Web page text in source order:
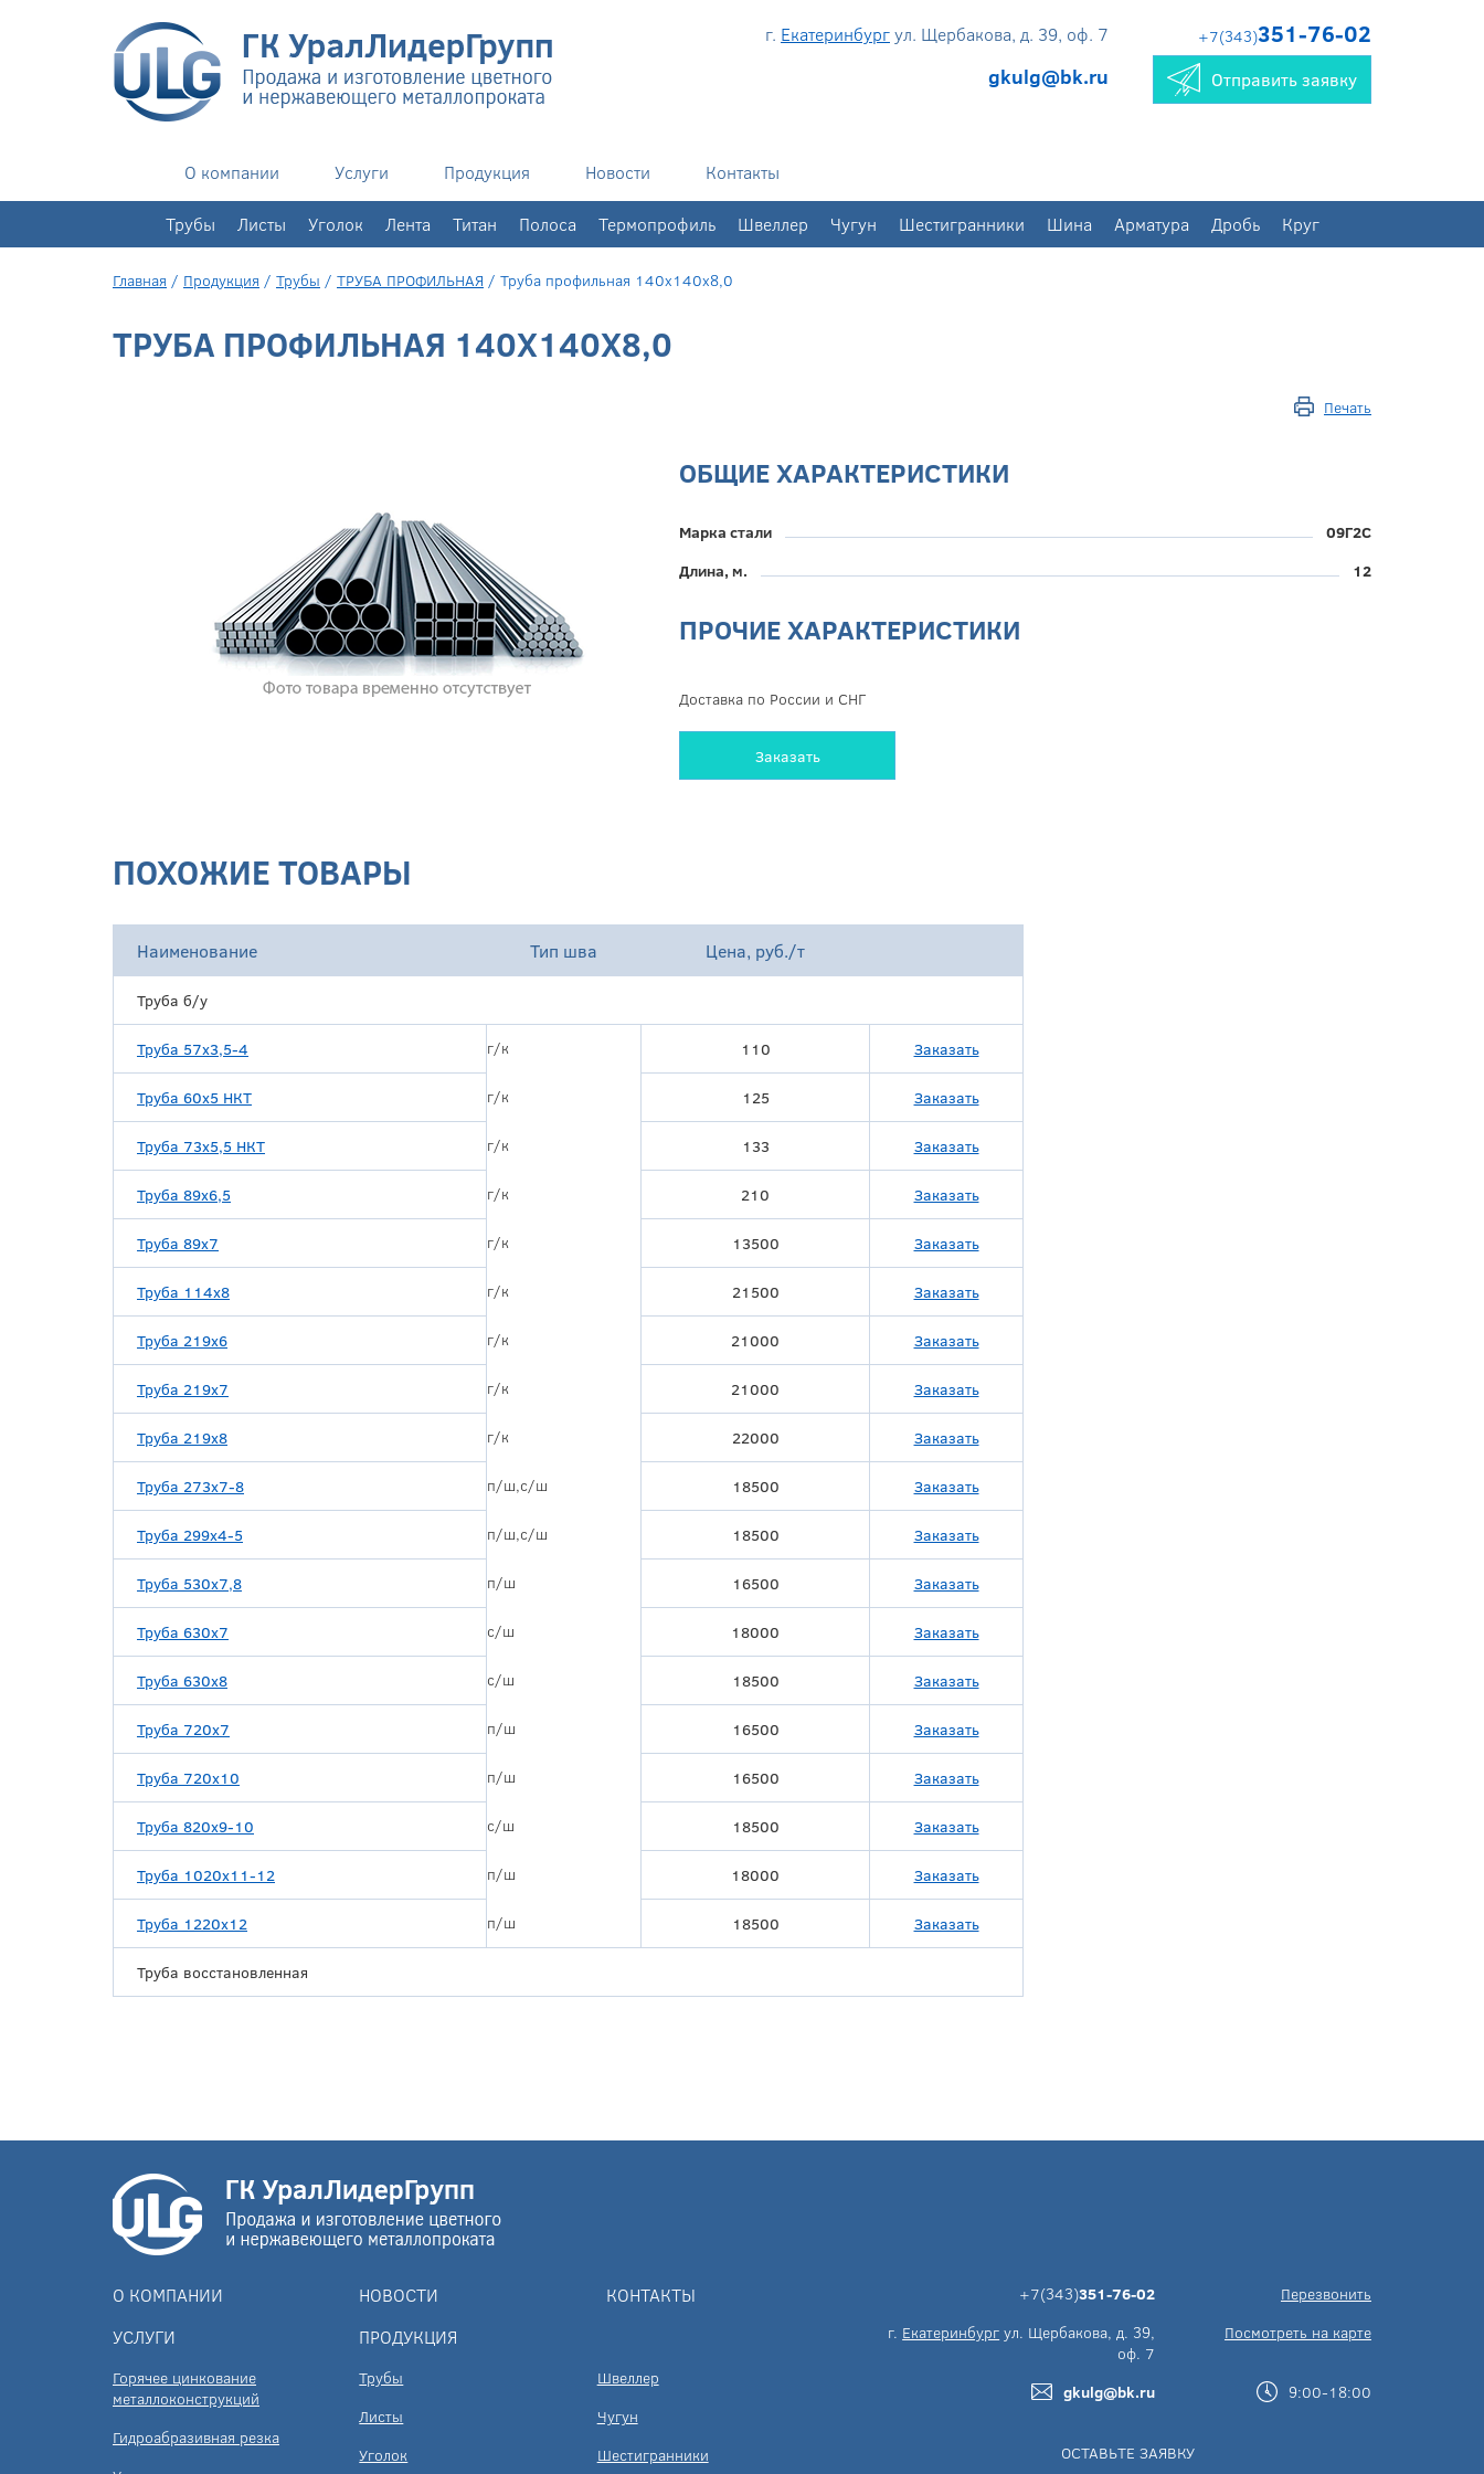
г. Екатеринбургул. Щербакова, д. 39, оф. 7
gkulg@bk.ru
+7(343)351-76-02
Отправить заявку
+7(343)351-76-02
О компании Услуги Продукция Новости Контакты
Трубы Листы Уголок Лента Титан Полоса Термопрофиль Швеллер Чугун Шестигранники Шина Арматура Дробь Круг
Главная / Продукция / Трубы / ТРУБА ПРОФИЛЬНАЯ / Труба профильная 140х140х8,0
ТРУБА ПРОФИЛЬНАЯ 140Х140Х8,0
Печать
ОБЩИЕ ХАРАКТЕРИСТИКИ
Марка стали
09Г2С
Длина, м.
12
ПРОЧИЕ ХАРАКТЕРИСТИКИ
Доставка по России и СНГ
Заказать
ПОХОЖИЕ ТОВАРЫ
Наименование Тип шва Цена, руб./т
Труба б/у
Труба 57х3,5-4 г/к 110 Заказать
Труба 60х5 НКТ г/к 125 Заказать
Труба 73х5,5 НКТ г/к 133 Заказать
Труба 89х6,5 г/к 210 Заказать
Труба 89х7 г/к 13500 Заказать
Труба 114х8 г/к 21500 Заказать
Труба 219х6 г/к 21000 Заказать
Труба 219х7 г/к 21000 Заказать
Труба 219х8 г/к 22000 Заказать
Труба 273х7-8 п/ш,с/ш 18500 Заказать
Труба 299х4-5 п/ш,с/ш 18500 Заказать
Труба 530х7,8 п/ш 16500 Заказать
Труба 630х7 с/ш 18000 Заказать
Труба 630х8 с/ш 18500 Заказать
Труба 720х7 п/ш 16500 Заказать
Труба 720х10 п/ш 16500 Заказать
Труба 820х9-10 с/ш 18500 Заказать
Труба 1020х11-12 п/ш 18000 Заказать
Труба 1220х12 п/ш 18500 Заказать
Труба восстановленная
О КОМПАНИИ НОВОСТИ
КОНТАКТЫ
УСЛУГИ
Горячее цинкование
металлоконструкций
Гидроабразивная резка
ПРОДУКЦИЯ
Трубы
Листы
Уголок
Швеллер
Чугун
Шестигранники
+7(343)351-76-02
Перезвонить
г. Екатеринбург ул. Щербакова, д. 39,
оф. 7
Посмотреть на карте
gkulg@bk.ru 9:00-18:00
ОСТАВЬТЕ ЗАЯВКУ